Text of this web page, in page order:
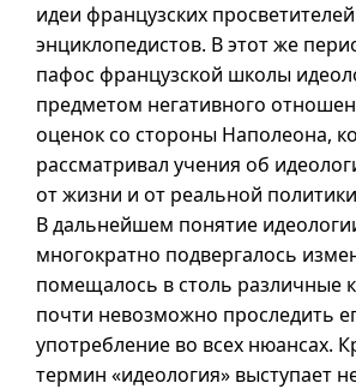
идеи французских
энциклопедистов. В этот же
пафос французской школы
предметом негативного
оценок со стороны Наполеона,
рассматривал учения об
от жизни и от реальной
В дальнейшем понятие
многократно подвергалось
помещалось в столь различные
почти невозможно проследить
употребление во всех нюансах.
термин «идеология» выступает